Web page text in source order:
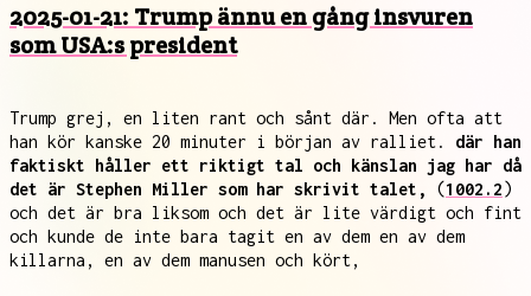
2025-01-21: Trump ännu en gång insvuren
som USA:s president
Trump grej, en liten rant och sånt där. Men ofta att
han kör kanske 20 minuter i början av ralliet. där han
faktiskt håller ett riktigt tal och känslan jag har då
det är Stephen Miller som har skrivit talet,
(1002.2)
och det är bra liksom och det är lite värdigt och fint
och kunde de inte bara tagit en av dem en av dem
killarna, en av dem manusen och kört,